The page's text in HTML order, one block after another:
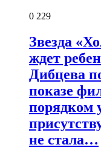
0 229
Звезда
ждет
Дибцева
показе
порядком
не стала…